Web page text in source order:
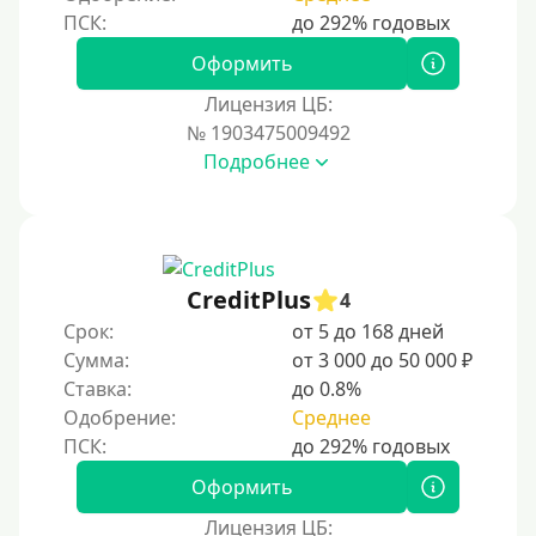
На банковский счет
На карту с нулевым балансом
На дебетовую карту
На кредитную карту
На виртуальную карту
На неименную карту
На именную карту
На зарплатную карту
Оформить
Лицензия ЦБ:
№ 1903475009492
Подробнее
CreditPlus
4
Срок:
от 5 до 168 дней
Сумма:
от 3 000 до 50 000 ₽
Ставка:
до 0.8%
Одобрение:
Среднее
Оформить
Лицензия ЦБ: